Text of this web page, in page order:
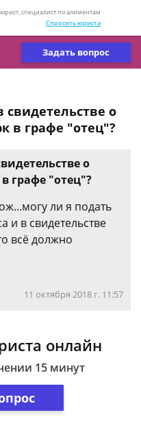
специалист по алиментам
Спросить юриста
Задать вопрос
свидетельстве о
в графе "отец"?
о
графе "отец"?
ли я подать
и в свидетельстве
всё должно
11 октября 2018 г. 11:57
онлайн
15 минут